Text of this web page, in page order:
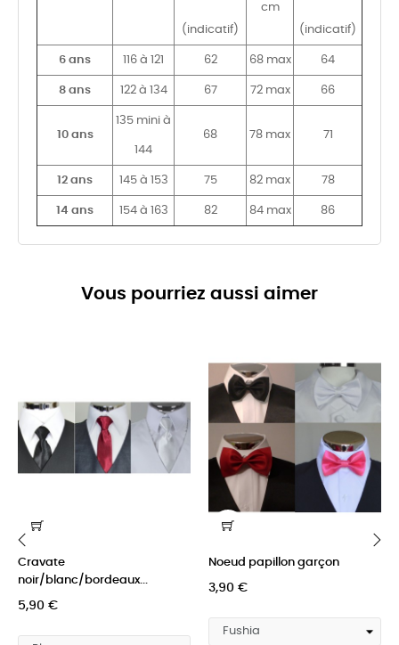
(indicatif)
cm
(indicatif)
6 ans 116 à 121 62 68 max 64
8 ans 122 à 134 67 72 max 66
10 ans
135 mini à
144
68 78 max 71
12 ans 145 à 153 75 82 max 78
14 ans 154 à 163 82 84 max 86
Vous pourriez aussi aimer
Cravate
noir/blanc/bordeaux...
5,90 €
Noeud papillon garçon
3,90 €
‹